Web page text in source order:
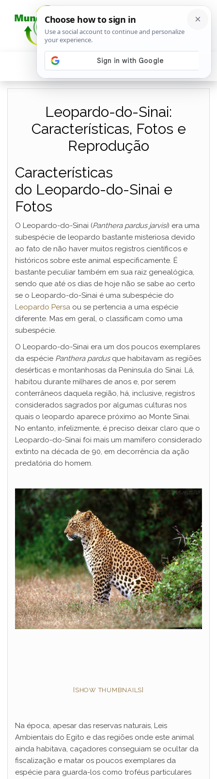
Leopardo-do-Sinai:
Características, Fotos e
Reprodução
Características
do Leopardo-do-Sinai e
Fotos
O Leopardo-do-Sinai (Panthera pardus jarvisi) era uma
subespécie de leopardo bastante misteriosa devido
ao fato de não haver muitos registros científicos e
históricos sobre este animal especificamente. É
bastante peculiar também em sua raiz genealógica,
sendo que até os dias de hoje não se sabe ao certo
se o Leopardo-do-Sinai é uma subespécie do
Leopardo Persa ou se pertencia a uma espécie
diferente. Mas em geral, o classificam como uma
subespécie.
O Leopardo-do-Sinai era um dos poucos exemplares
da espécie Panthera pardusque habitavam as regiões
desérticas e montanhosas da Península do Sinai. Lá,
habitou durante milhares de anos e, por serem
conterrâneos daquela região, há, inclusive, registros
considerados sagrados por algumas culturas nos
quais o leopardo aparece próximo ao Monte Sinai.
No entanto, infelizmente, é preciso deixar claro que o
Leopardo-do-Sinai foi mais um mamífero considerado
extinto na década de 90, em decorrência da ação
predatória do homem.
[SHOW THUMBNAILS]
Na época, apesar das reservas naturais, Leis
Ambientais do Egito e das regiões onde este animal
ainda habitava, caçadores conseguiam se ocultar da
fiscalização e matar os poucos exemplares da
espécie para guarda-los como troféus particulares